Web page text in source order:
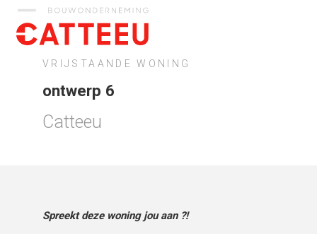
Catteeu
VRIJSTAANDE WONING
ontwerp 6
Catteeu
Spreekt deze woning jou aan ?!